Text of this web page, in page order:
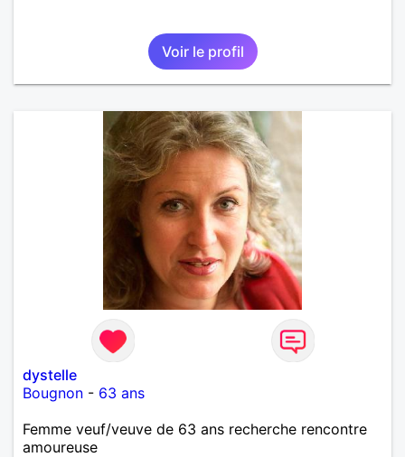
Voir le profil
dystelle
Bougnon - 63 ans
Femme veuf/veuve de 63 ans recherche rencontre
amoureuse